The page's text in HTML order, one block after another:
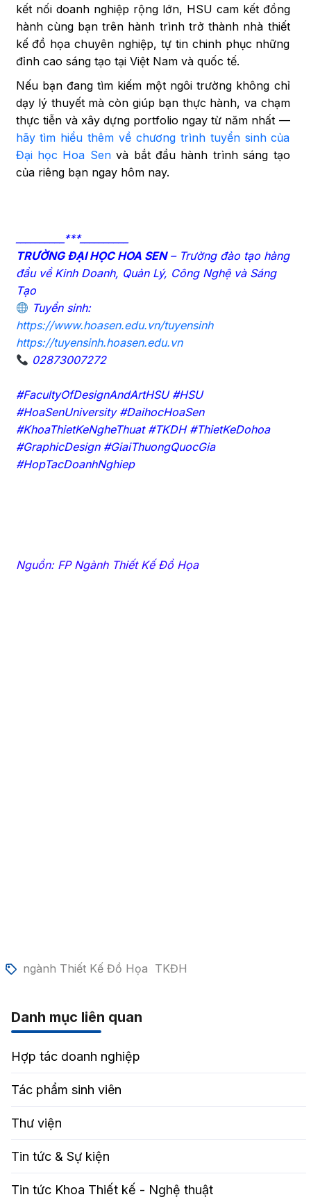
kết nối doanh nghiệp rộng lớn, HSU cam kết đồng
hành cùng bạn trên hành trình trở thành nhà thiết
kế đồ họa chuyên nghiệp, tự tin chinh phục những
đỉnh cao sáng tạo tại Việt Nam và quốc tế.
Nếu bạn đang tìm kiếm một ngôi trường không chỉ
dạy lý thuyết mà còn giúp bạn thực hành, va chạm
thực tiễn và xây dựng portfolio ngay từ năm nhất —
hãy tìm hiểu thêm về chương trình tuyển sinh của
Đại học Hoa Senvà bắt đầu hành trình sáng tạo
của riêng bạn ngay hôm nay.
__________***__________
TRƯỜNG ĐẠI HỌC HOA SEN– Trường đào tạo hàng
đầu về Kinh Doanh, Quản Lý, Công Nghệ và Sáng
Tạo
Tuyển sinh:
https://www.hoasen.edu.vn/tuyensinh
https://tuyensinh.hoasen.edu.vn
02873007272
#FacultyOfDesignAndArtHSU #HSU
#HoaSenUniversity #DaihocHoaSen
#KhoaThietKeNgheThuat #TKDH #ThietKeDohoa
#GraphicDesign #GiaiThuongQuocGia
#HopTacDoanhNghiep
Nguồn: FP Ngành Thiết Kế Đồ Họa
ngành Thiết Kế Đồ Họa TKĐH
Danh mục liên quan
Hợp tác doanh nghiệp
Tác phẩm sinh viên
Thư viện
Tin tức & Sự kiện
Tin tức Khoa Thiết kế - Nghệ thuật